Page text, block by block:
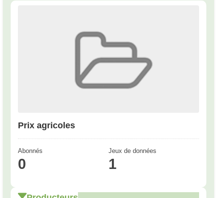
Prix agricoles
Abonnés
0
Jeux de données
1